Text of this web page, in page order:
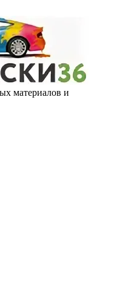
материалов и